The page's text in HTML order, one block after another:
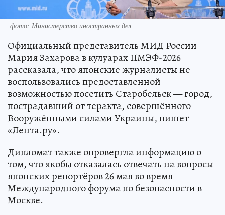
фото: Министерство иностранных дел
Официальный представитель МИД России
Мария Захарова в кулуарах ПМЭФ-2026
рассказала, что японские журналисты не
воспользовались предоставленной
возможностью посетить Старобельск — город,
пострадавший от теракта, совершённого
Вооружёнными силами Украины, пишет
«Лента.ру».
Дипломат также опровергла информацию о
том, что якобы отказалась отвечать на вопросы
японских репортёров 26 мая во время
Международного форума по безопасности в
Москве.